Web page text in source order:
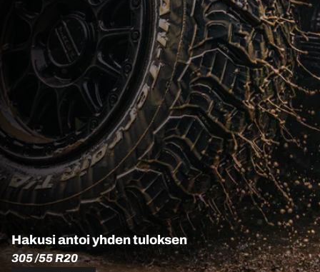
Hakusi antoi yhden tuloksen
305 /55 R20